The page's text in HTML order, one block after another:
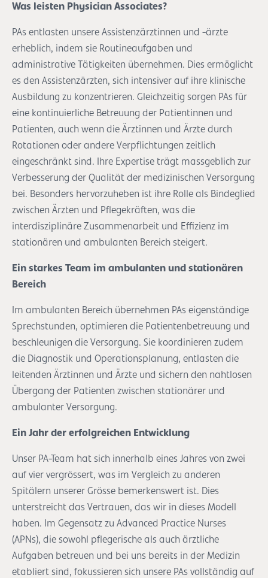
Was leisten Physician Associates?
PAs entlasten unsere Assistenzärztinnen und -ärzte
erheblich, indem sie Routineaufgaben und
administrative Tätigkeiten übernehmen. Dies ermöglicht
es den Assistenzärzten, sich intensiver auf ihre klinische
Ausbildung zu konzentrieren. Gleichzeitig sorgen PAs für
eine kontinuierliche Betreuung der Patientinnen und
Patienten, auch wenn die Ärztinnen und Ärzte durch
Rotationen oder andere Verpflichtungen zeitlich
eingeschränkt sind. Ihre Expertise trägt massgeblich zur
Verbesserung der Qualität der medizinischen Versorgung
bei. Besonders hervorzuheben ist ihre Rolle als Bindeglied
zwischen Ärzten und Pflegekräften, was die
interdisziplinäre Zusammenarbeit und Effizienz im
stationären und ambulanten Bereich steigert.
Ein starkes Team im ambulanten und stationären
Bereich
Im ambulanten Bereich übernehmen PAs eigenständige
Sprechstunden, optimieren die Patientenbetreuung und
beschleunigen die Versorgung. Sie koordinieren zudem
die Diagnostik und Operationsplanung, entlasten die
leitenden Ärztinnen und Ärzte und sichern den nahtlosen
Übergang der Patienten zwischen stationärer und
ambulanter Versorgung.
Ein Jahr der erfolgreichen Entwicklung
Unser PA-Team hat sich innerhalb eines Jahres von zwei
auf vier vergrössert, was im Vergleich zu anderen
Spitälern unserer Grösse bemerkenswert ist. Dies
unterstreicht das Vertrauen, das wir in dieses Modell
haben. Im Gegensatz zu Advanced Practice Nurses
(APNs), die sowohl pflegerische als auch ärztliche
Aufgaben betreuen und bei uns bereits in der Medizin
etabliert sind, fokussieren sich unsere PAs vollständig auf